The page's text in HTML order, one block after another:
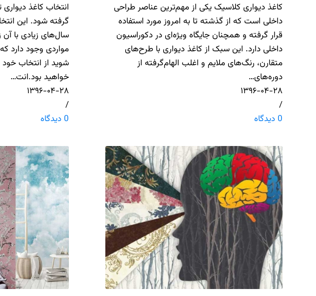
کاغذ دیواری کلاسیک یکی از مهم‌ترین عناصر طراحی
داخلی است که از گذشته تا به امروز مورد استفاده
قرار گرفته و همچنان جایگاه ویژه‌ای در دکوراسیون
داخلی دارد. این سبک از کاغذ دیواری با طرح‌های
متقارن، رنگ‌های ملایم و اغلب الهام‌گرفته از
دوره‌های…
۱۳۹۶-۰۴-۲۸
/
0 دیدگاه
انتخاب کاغذ
گرفته شود. این
سال‌های زیادی با آن
مواردی وجود دارد
شوید از انتخاب
خواهید بود.انت…
۱۳۹۶-۰۴-۲۸
/
0 دیدگاه